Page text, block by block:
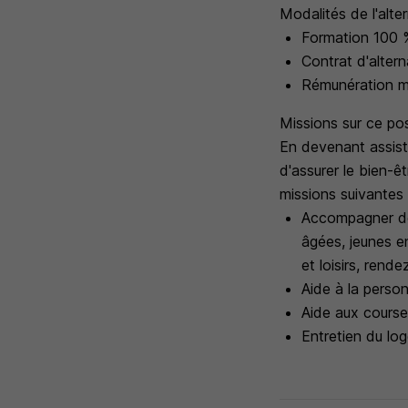
Modalités de
Formation 100
Contrat
Rémunération
Missions sur ce
En devenant
d'assurer le bien-
missions suivantes
Accompagner
âgées, jeunes
et loisirs,
Aide à la
Aide aux
Entretien du